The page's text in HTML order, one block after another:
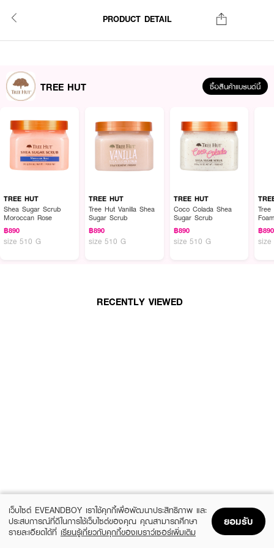
PRODUCT DETAIL
TREE HUT ซื้อสินค้าแบรนด์นี้
TREE HUT
Shea Sugar Scrub
Moroccan Rose
฿890
size 510 G
TREE HUT
Tree Hut Vanilla Shea
Sugar Scrub
฿890
size 510 G
TREE HUT
Coco Colada Shea
Sugar Scrub
฿890
size 510 G
฿890
size
RECENTLY VIEWED
เว็บไซต์ EVEANDBOY เราใช้คุกกี้เพื่อพัฒนาประสิทธิภาพ และ
ประสบการณ์ที่ดีในการใช้เว็บไซต์ของคุณ คุณสามารถศึกษา
รายละเอียดได้ที่ เรียนรู้เกี่ยวกับคุกกี้ของเบราว์เซอร์เพิ่มเติม
ยอมรับ